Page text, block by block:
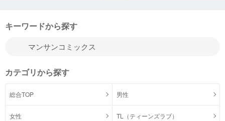
キーワードから探す
カテゴリから探す
総合TOP 男性
女性 TL（ティーンズラブ）